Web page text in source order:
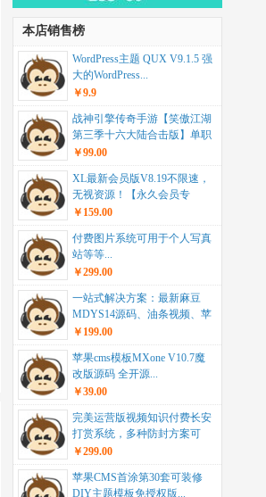
本店销售榜
WordPress主题 QUX V9.1.5 强
大的WordPress...
￥9.9
战神引擎传奇手游【笑傲江湖
第三季十六大陆合击版】单职
业+安卓苹果双端+...
￥99.00
XL最新会员版V8.19不限速，
无视资源！【永久会员专
项】...
￥159.00
付费图片系统可用于个人写真
站等等...
￥299.00
一站式解决方案：最新麻豆
MDYS14源码、油条视频、苹
果CMS系统，附...
￥199.00
苹果cms模板MXone V10.7魔
改版源码 全开源...
￥39.00
完美运营版视频知识付费长安
打赏系统，多种防封方案可
选，全新弹窗支付，助...
￥299.00
苹果CMS首涂第30套可装修
DIY主题模板免授权版...